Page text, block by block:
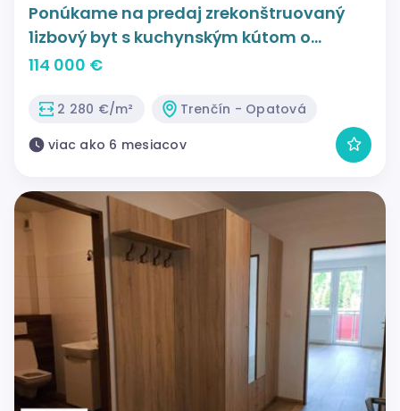
Ponúkame na predaj zrekonštruovaný
1izbový byt s kuchynským kútom o
rozlohe 50m2 v Trenčíne.
114 000 €
2 280 €/m²
Trenčín - Opatová
viac ako 6 mesiacov